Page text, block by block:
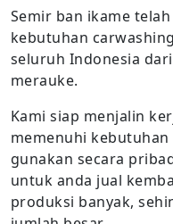
Semir ban ikame
kebutuhan
seluruh Indonesia
merauke.
Kami siap menjalin
memenuhi
gunakan secara
untuk anda jual
produksi banyak,